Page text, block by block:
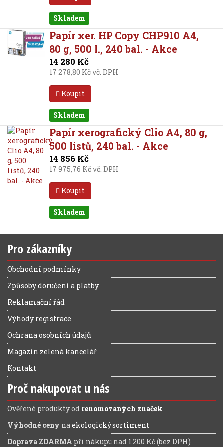
Skladem
Papír xer. HP Copy CHP910 A4,
80 g, 500 l., 240 bal. - Akce
14 280 Kč
17 278,80 Kč vč. DPH
Koupit
Skladem
Papír xerografický Clio A4, 80 g,
500 listů, 240 bal. - Akce
14 856 Kč
17 975,76 Kč vč. DPH
Koupit
Skladem
Pro zákazníky
Obchodní podmínky
Způsoby doručení a platby
Reklamační řád
Výhody registrace
Ochrana osobních údajů
Magazín zelená kancelář
Kontakt
Proč nakupovat u nás
Ověřené produkty od renomovaných značek
Výhodné ceny naekologický sortiment
Doprava ZDARMA při nákupu nad 1.200 Kč (bez DPH)